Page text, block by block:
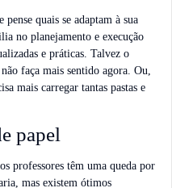
quais se adaptam à sua
no planejamento e execução
e práticas. Talvez o
faça mais sentido agora. Ou,
mais carregar tantas pastas e
papel
professores têm uma queda por
mas existem ótimos